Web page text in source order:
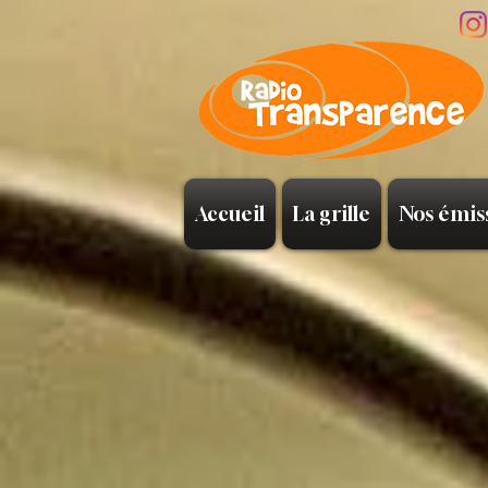
Accueil La grille Nos